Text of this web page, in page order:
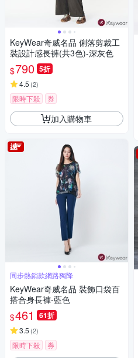
KeyWear奇威名品 俐落剪裁工
裝設計感長褲(共3色)-深灰色
$790 5折
4.5 (2)
限時下殺 券
加入購物車
同步熱銷款網路獨降
KeyWear奇威名品 裝飾口袋百
搭合身長褲-藍色
$461 61折
3.5 (2)
限時下殺 券